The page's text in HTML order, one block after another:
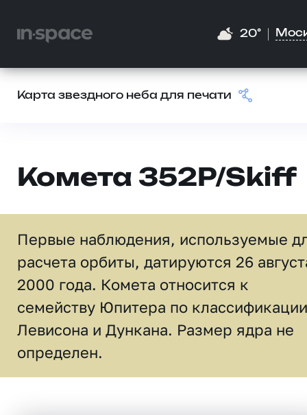
20°
Карта звездного неба для печати
Комета 352P/Skiff
Первые наблюдения, используемые
расчета орбиты, датируются 26
2000 года. Комета относится к
семейству Юпитера по классификации
Левисона и Дункана. Размер ядра не
определен.